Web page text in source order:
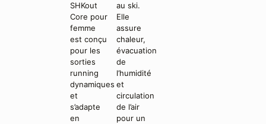
SHKout
Core pour
femme
est conçu
pour les
sorties
running
dynamiques
et
s’adapte
en
au ski.
Elle
assure
chaleur,
évacuation
de
l’humidité
et
circulation
de l’air
pour un